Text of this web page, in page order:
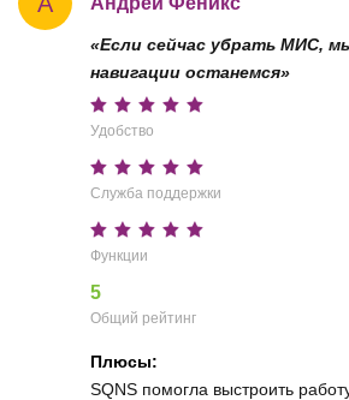
«Если сейчас убрать МИС,
навигации останемся»
Удобство
Служба поддержки
Функции
5
Общий рейтинг
Плюсы:
SQNS помогла выстроить